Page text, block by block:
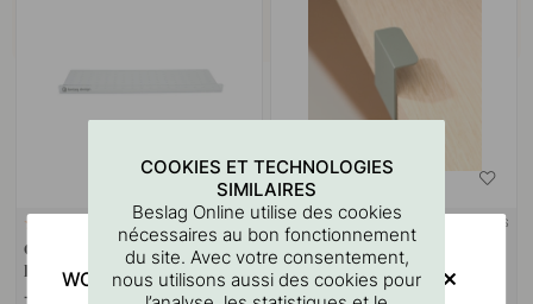
Gabarit De Perçage Pour
Poignées Et Boutons
11 + LONGUEURS
Poignée Toniton Hide - Ash
Green
COOKIES ET TECHNOLOGIES
SIMILAIRES
Beslag Online utilise des cookies
nécessaires au bon fonctionnement
du site. Avec votre consentement,
nous utilisons aussi des cookies pour
WOULD YOU RATHER VISIT?